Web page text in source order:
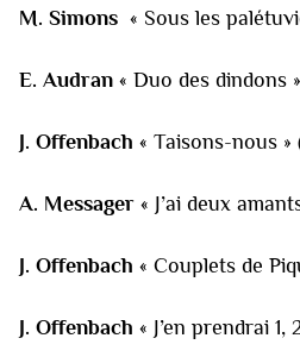
M. Simons « Sous les
E. Audran « Duo des
J. Offenbach « Taisons-
A. Messager « J’ai deux
J. Offenbach « Couplets de
J. Offenbach « J’en prendrai